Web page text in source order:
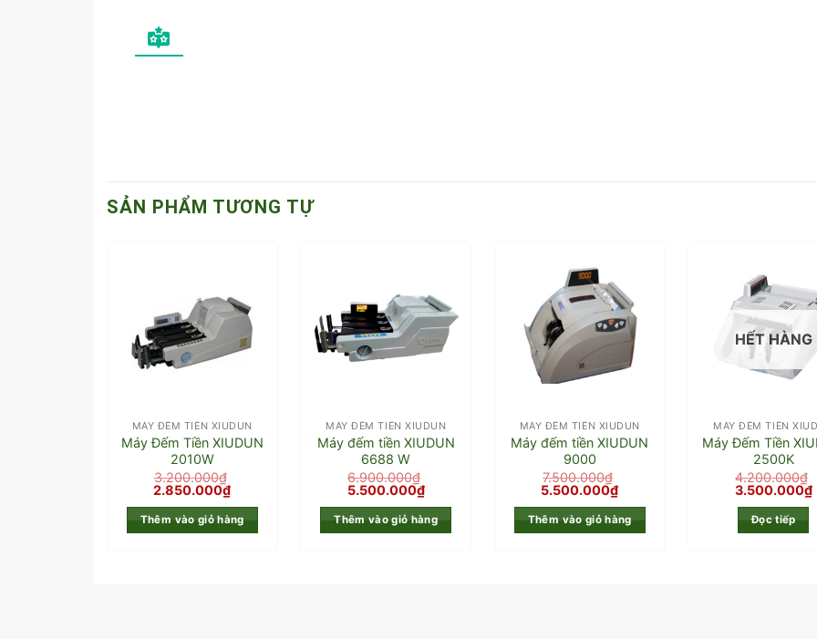
SẢN PHẨM TƯƠNG TỰ
MÁY ĐẾM TIỀN XIUDUN
Máy Đếm Tiền XIUDUN
2010W
3.200.000₫
2.850.000₫
Thêm vào giỏ hàng
MÁY ĐẾM TIỀN XIUDUN
Máy đếm tiền XIUDUN
6688 W
6.900.000₫
5.500.000₫
Thêm vào giỏ hàng
MÁY ĐẾM TIỀN XIUDUN
Máy đếm tiền XIUDUN
9000
7.500.000₫
5.500.000₫
Thêm vào giỏ hàng
HẾT HÀNG
MÁY ĐẾM TIỀN
Máy Đếm Tiền
2500K
4.200.000₫
3.500.000₫
Đọc tiếp